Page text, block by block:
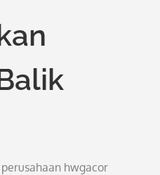
hwgacor